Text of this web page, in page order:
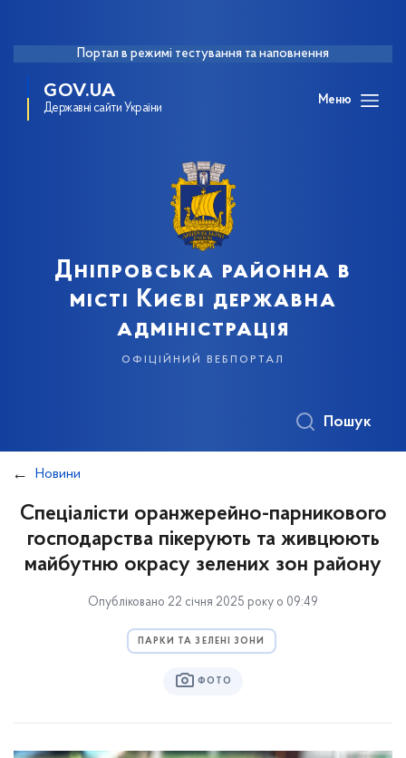
Портал в режимі тестування та наповнення
GOV.UA
Державні сайти України
Меню
Дніпровська районна в
місті Києві державна
адміністрація
офіційний вебпортал
Пошук
Новини
Спеціалісти оранжерейно-парникового
господарства пікерують та живцюють
майбутню окрасу зелених зон району
Опубліковано 22 січня 2025 року о 09:49
ПАРКИ ТА ЗЕЛЕНІ ЗОНИ
ФОТО